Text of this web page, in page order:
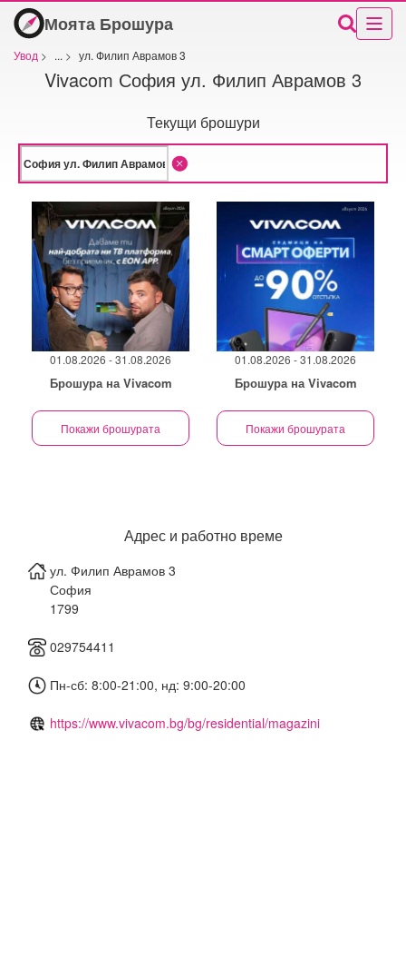
Моята Брошура
Увод > ... > ул. Филип Аврамов 3
Vivacom София ул. Филип Аврамов 3
Текущи брошури
01.08.2026 - 31.08.2026
Брошура на Vivacom
Покажи брошурата
01.08.2026 - 31.08.2026
Брошура на Vivacom
Покажи брошурата
Адрес и работно време
ул. Филип Аврамов 3
София
1799
029754411
Пн-сб: 8:00-21:00, нд: 9:00-20:00
https://www.vivacom.bg/bg/residential/magazini